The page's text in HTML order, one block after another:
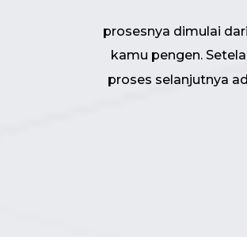
prosesnya dimulai
kamu pengen.
proses selanjutnya